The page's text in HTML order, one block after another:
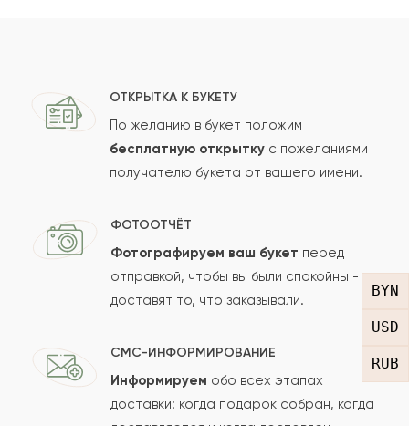
BYN
USD
RUB
Ваш e-mail
Отзыв
Сколько будет
ОТКРЫТКА К БУКЕТУ
По желанию в букет положим
бесплатную открытку с пожеланиями
получателю букета от вашего имени.
ФОТООТЧЁТ
Фотографируем ваш букет перед
отправкой, чтобы вы были спокойны -
доставят то, что заказывали.
СМС-ИНФОРМИРОВАНИЕ
Информируем обо всех этапах
доставки: когда подарок собран, когда